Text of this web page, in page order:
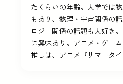
たくらいの年齢。大学では
もあり、物理・宇宙関係の
ロジー関係の話題も大好き
に興味あり。アニメ・ゲー
推しは、アニメ『サマータイ